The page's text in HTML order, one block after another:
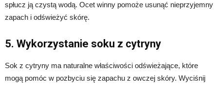
spłucz ją czystą wodą. Ocet winny pomoże usunąć nieprzyjemny
zapach i odświeżyć skórę.
5. Wykorzystanie soku z cytryny
Sok z cytryny ma naturalne właściwości odświeżające, które
mogą pomóc w pozbyciu się zapachu z owczej skóry. Wyciśnij